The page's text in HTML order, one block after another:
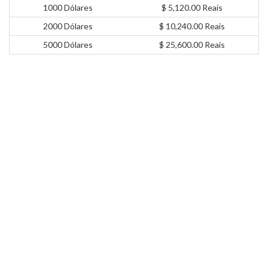
1000 Dólares
$ 5,120.00 Reais
2000 Dólares
$ 10,240.00 Reais
5000 Dólares
$ 25,600.00 Reais